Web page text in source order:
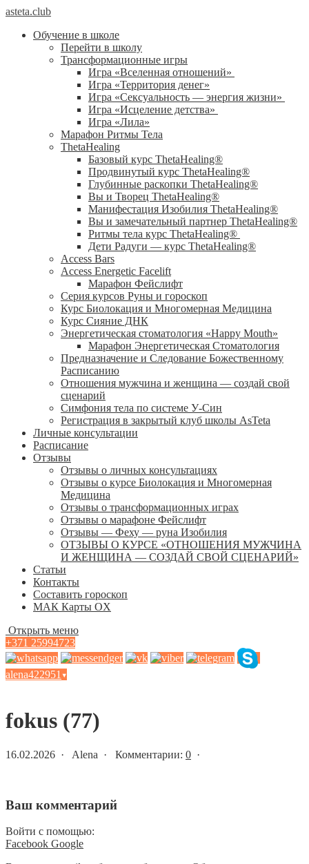
asteta.club
Обучение в школе
Перейти в школу
Трансформационные игры
Игра «Вселенная отношений»
Игра «Территория денег»
Игра «Сексуальность — энергия жизни»
Игра «Исцеление детства»
Игра «Лила»
Марафон Ритмы Тела
ThetaHealing
Базовый курс ThetaHealing®
Продвинутый курс ThetaHealing®
Глубинные раскопки ThetaHealing®
Вы и Творец ThetaHealing®
Манифестация Изобилия ThetaHealing®
Вы и замечательный партнер ThetaHealing®
Ритмы тела курс ThetaHealing®
Дети Радуги — курс ThetaHealing®
Access Bars
Access Energetic Facelift
Марафон Фейслифт
Серия курсов Руны и гороскоп
Курс Биолокация и Многомерная Медицина
Курс Сияние ДНК
Энергетическая стоматология «Happy Mouth»
Марафон Энергетическая Cтоматология
Предназначение и Следование Божественному
Расписанию
Отношения мужчина и женщина — создай свой
сценарий
Симфония тела по системе У-Син
Регистрация в закрытый клуб школы AsTeta
Личные консультации
Расписание
Отзывы
Отзывы о личных консультациях
Отзывы о курсе Биолокация и Многомерная
Медицина
Отзывы о трансформационных играх
Отзывы о марафоне Фейслифт
Отзывы — Феху — руна Изобилия
ОТЗЫВЫ О КУРСЕ «ОТНОШЕНИЯ МУЖЧИНА
И ЖЕНЩИНА — СОЗДАЙ СВОЙ СЦЕНАРИЙ»
Статьи
Контакты
Составить гороскоп
МАК Карты OХ
Открыть меню
+371 25994723
alena422951 ▾
fokus (77)
16.02.2026 · Alena · Комментарии: 0 ·
Ваш комментарий
Войти с помощью:
Facebook Google